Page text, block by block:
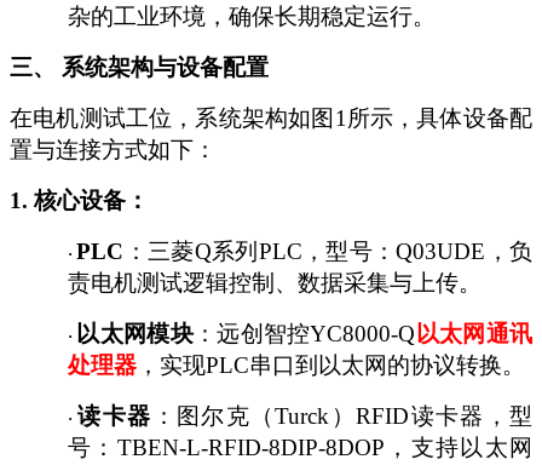
杂的工业环境，确保长期稳定运行。
三、
系统架构与设备配置
在电机测试工位，系统架构如图 1所示，具体设备配
置与连接方式如下：
1. 核心设备：
·PLC ：三菱Q系列PLC，型号：Q03UDE，负
责电机测试逻辑控制、数据采集与上传。
· 以太网模块：远创智控YC8000-Q 以太网通讯
处理器 ，实现PLC串口到以太网的协议转换。
·读卡器 ：图尔克（Turck）RFID读卡器，型
号：TBEN-L-RFID-8DIP-8DOP，支持以太网